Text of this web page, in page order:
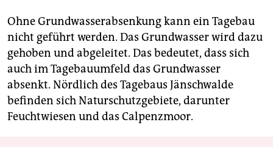
Ohne Grundwasserabsenkung kann ein Tagebau
nicht geführt werden. Das Grundwasser wird dazu
gehoben und abgeleitet. Das bedeutet, dass sich
auch im Tagebauumfeld das Grundwasser
absenkt. Nördlich des Tagebaus Jänschwalde
befinden sich Naturschutzgebiete, darunter
Feuchtwiesen und das Calpenzmoor.